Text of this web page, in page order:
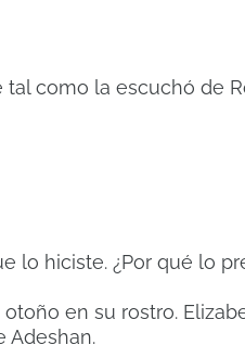
como la escuchó de
lo hiciste. ¿Por qué lo
en su rostro.
Adeshan.